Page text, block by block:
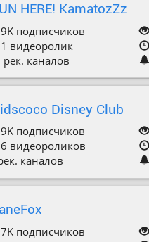
HERE! KamatozZz
подписчиков
видеоролик
рек. каналов
Disney Club
подписчиков
видеороликов
каналов
подписчиков